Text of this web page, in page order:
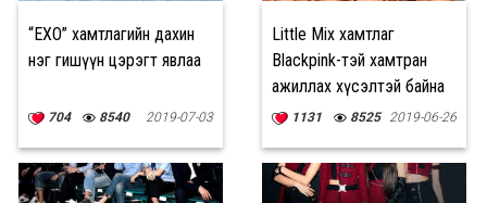
“EXO” хамтлагийн дахин
нэг гишүүн цэрэгт явлаа
704 8540 2019-07-03
Little Mix хамтлаг
Blackpink-тэй хамтран
ажиллах хүсэлтэй байна
1131 8525 2019-06-26